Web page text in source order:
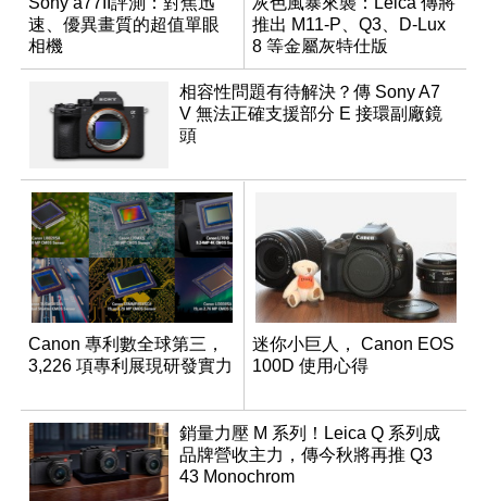
速、優異畫質的超值單眼
相機
推出 M11-P、Q3、D-Lux
8 等金屬灰特仕版
相容性問題有待解決？傳 Sony A7
V 無法正確支援部分 E 接環副廠鏡
頭
Canon 專利數全球第三，
3,226 項專利展現研發實力
迷你小巨人， Canon EOS
100D 使用心得
銷量力壓 M 系列！Leica Q 系列成
品牌營收主力，傳今秋將再推 Q3
43 Monochrom